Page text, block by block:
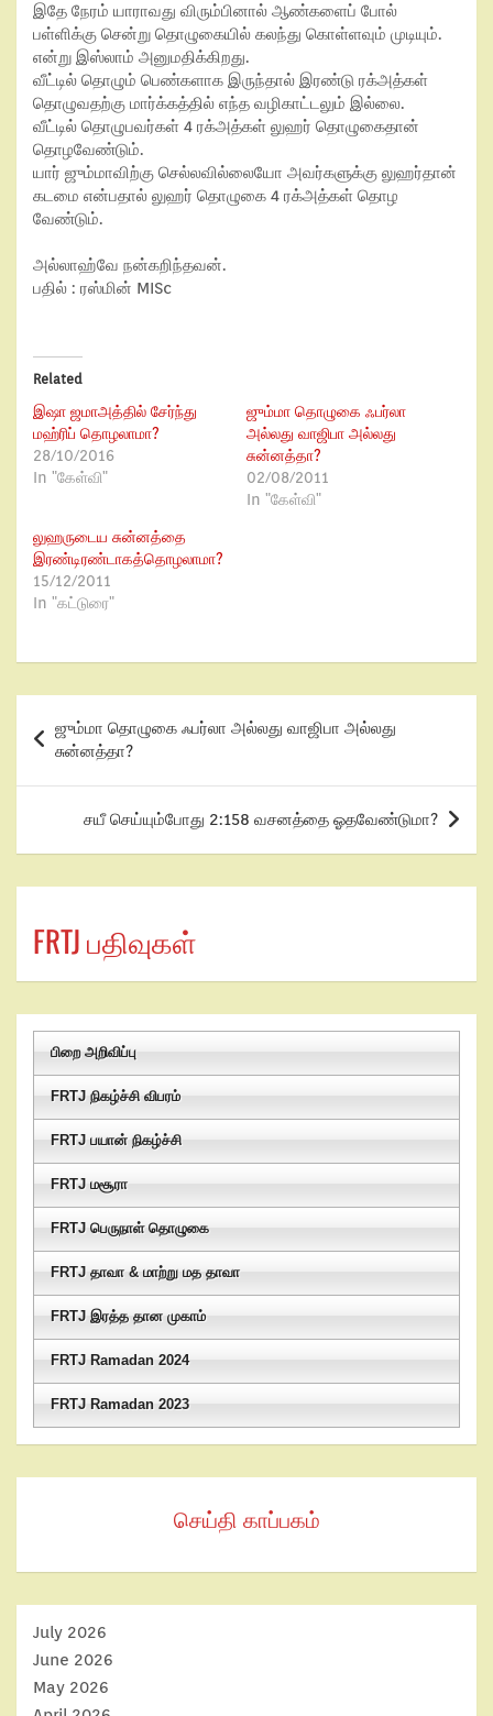
இதே நேரம் யாராவது விரும்பினால் ஆண்களைப் போல்
பள்ளிக்கு சென்று தொழுகையில் கலந்து கொள்ளவும் முடியும்.
என்று இஸ்லாம் அனுமதிக்கிறது.
வீட்டில் தொழும் பெண்களாக இருந்தால் இரண்டு ரக்அத்கள்
தொழுவதற்கு மார்க்கத்தில் எந்த வழிகாட்டலும் இல்லை.
வீட்டில் தொழுபவர்கள் 4 ரக்அத்கள் லுஹர் தொழுகைதான்
தொழவேண்டும்.
யார் ஜும்மாவிற்கு செல்லவில்லையோ அவர்களுக்கு லுஹர்தான்
கடமை என்பதால் லுஹர் தொழுகை 4 ரக்அத்கள் தொழ
வேண்டும்.
அல்லாஹ்வே நன்கறிந்தவன்.
பதில் : ரஸ்மின் MISc
Related
இஷா ஜமாஅத்தில் சேர்ந்து
மஹ்ரிப் தொழலாமா?
28/10/2016
In "கேள்வி"
ஜும்மா தொழுகை ஃபர்லா
அல்லது வாஜிபா அல்லது
சுன்னத்தா?
02/08/2011
In "கேள்வி"
லுஹருடைய சுன்னத்தை
இரண்டிரண்டாகத்தொழலாமா?
15/12/2011
In "கட்டுரை"
ஜும்மா தொழுகை ஃபர்லா அல்லது வாஜிபா அல்லது
சுன்னத்தா?
சயீ செய்யும்போது 2:158 வசனத்தை ஓதவேண்டுமா?
FRTJ பதிவுகள்
பிறை அறிவிப்பு
FRTJ நிகழ்ச்சி விபரம்
FRTJ பயான் நிகழ்ச்சி
FRTJ மசூரா
FRTJ பெருநாள் தொழுகை
FRTJ தாவா & மாற்று மத தாவா
FRTJ இரத்த தான முகாம்
FRTJ Ramadan 2024
FRTJ Ramadan 2023
செய்தி காப்பகம்
July 2026
June 2026
May 2026